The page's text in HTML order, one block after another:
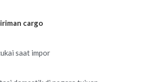
cargo
saat impor